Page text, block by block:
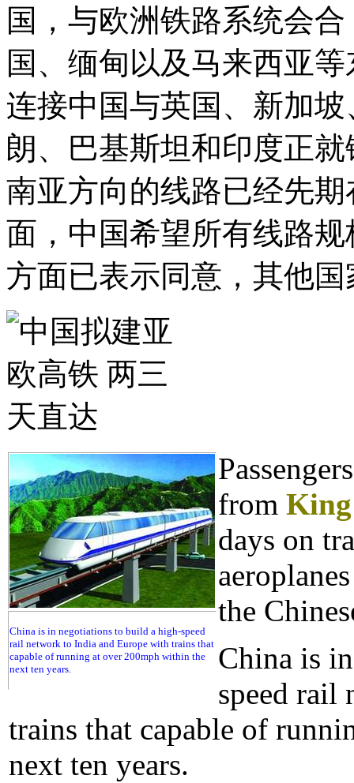
国，与欧洲铁路系统会
国、缅甸以及马来西亚
连接中国与英国、新加
朗、巴基斯坦和印度正
南亚方向的线路已经先
面，中国希望所有线路
方面已表示同意，其他
China is in negotiations to build a high-speed
rail network to India and Europe with trains that
capable of running at over 200mph within the
next ten years.
from
days on
the
China is
speed rail
trains that capable of
next ten years.